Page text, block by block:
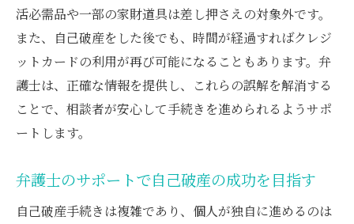
活必需品や一部の家財道具は差し押さえの対象外です。
また、自己破産をした後でも、時間が経過すればクレジ
ットカードの利用が再び可能になることもあります。弁
護士は、正確な情報を提供し、これらの誤解を解消する
ことで、相談者が安心して手続きを進められるようサポ
ートします。
弁護士のサポートで自己破産の成功を目指す
自己破産手続きは複雑であり、個人が独自に進めるのは